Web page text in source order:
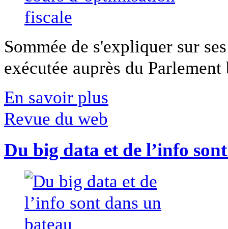
Sommée de s'expliquer sur
exécutée auprès du
En savoir plus
Revue du web
Du big data et de l’info